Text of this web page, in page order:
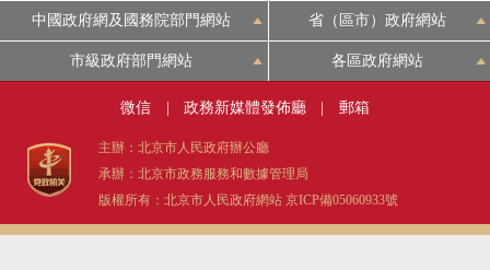
中國政府網及國務院部門網站 省（區市）政府網站
市級政府部門網站 各區政府網站
微信 政務新媒體發佈廳 郵箱
主辦：北京市人民政府辦公廳
承辦：北京市政務服務和數據管理局
版權所有：北京市人民政府網站 京ICP備05060933號